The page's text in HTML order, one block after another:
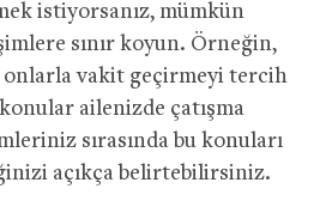
istiyorsanız, mümkün
sınır koyun. Örneğin,
onlarla vakit geçirmeyi tercih
ailenizde çatışma
sırasında bu konuları
açıkça belirtebilirsiniz.